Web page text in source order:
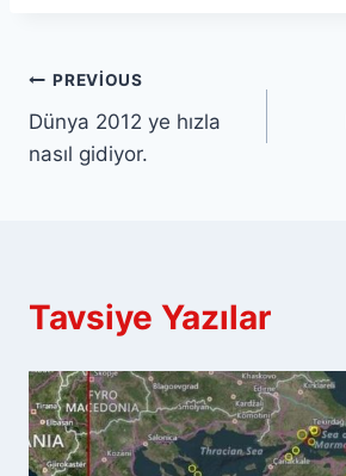
Yazı
gezinmesi
PREVIOUS
Dünya 2012 ye hızla
nasıl gidiyor.
Tavsiye Yazılar